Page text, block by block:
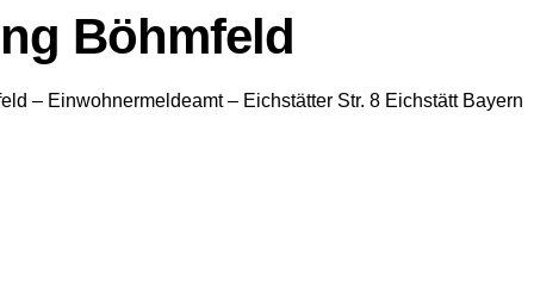
Böhmfeld
– Einwohnermeldeamt – Eichstätter Str. 8 Eichstätt Bayern